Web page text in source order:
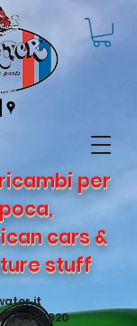
4495820
per
cars &
stuff